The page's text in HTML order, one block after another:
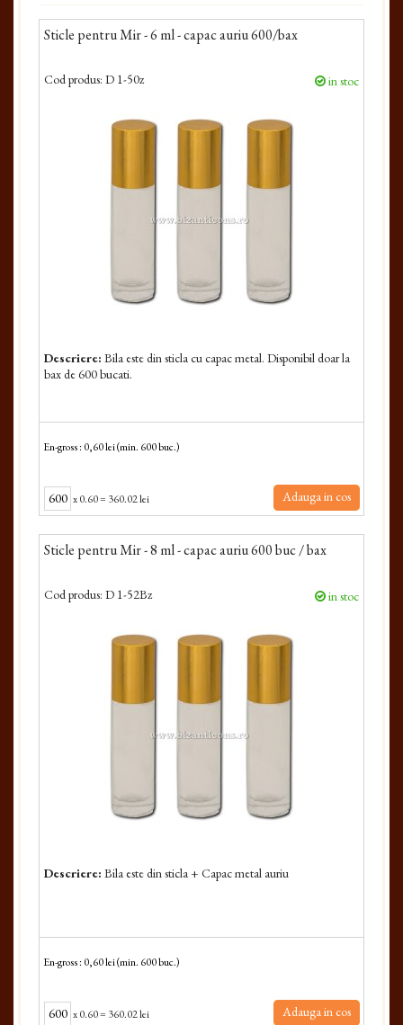
Sticle pentru Mir - 6 ml - capac auriu 600/bax
Cod produs: D 1-50z in stoc
Descriere: Bila este din sticla cu capac metal. Disponibil doar la
bax de 600 bucati.
En-gross : 0,60 lei (min. 600 buc.)
x0.60= 360.02 lei Adauga in cos
Sticle pentru Mir - 8 ml - capac auriu 600 buc / bax
Cod produs: D 1-52Bz in stoc
Descriere: Bila este din sticla + Capac metal auriu
En-gross : 0,60 lei (min. 600 buc.)
x0.60= 360.02 lei Adauga in cos